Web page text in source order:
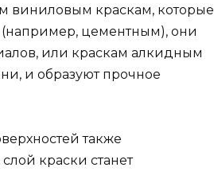
виниловым краскам, которые
цементным), они
или краскам алкидным
и образуют прочное
также
краски станет